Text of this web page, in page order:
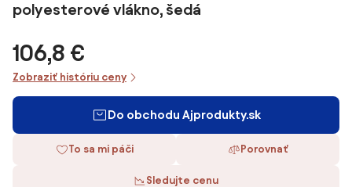
polyesterové vlákno, šedá
106,8 €
Zobraziť históriu ceny
Do obchodu Ajprodukty.sk
To sa mi páči Porovnať
Sledujte cenu